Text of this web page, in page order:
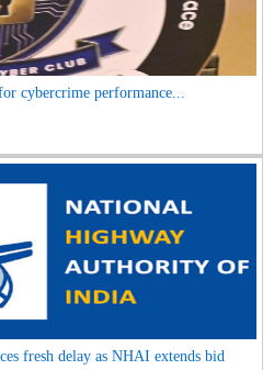
cybercrime performance...
fresh delay as NHAI extends bid